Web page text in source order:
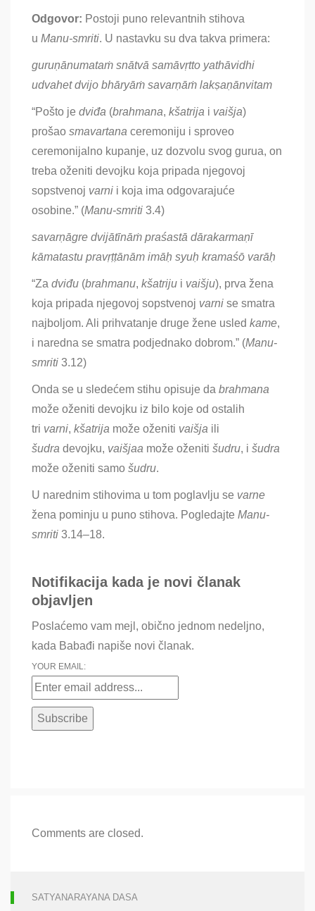
Odgovor: Postoji puno relevantnih stihova
u Manu-smriti. U nastavku su dva takva primera:
guruṇānumataṁ snātvā samāvṛtto yathāvidhi
udvahet dvijo bhāryāṁ savarṇāṁ lakṣaṇānvitam
“Pošto je dviđa (brahmana, kšatrija i vaišja)
prošao smavartana ceremoniju i sproveo
ceremonijalno kupanje, uz dozvolu svog gurua, on
treba oženiti devojku koja pripada njegovoj
sopstvenoj varni i koja ima odgovarajuće
osobine.” (Manu-smriti 3.4)
savarṇāgre dvijātīnāṁ praśastā dārakarmaṇī
kāmatastu pravṛṭṭānām imāḥ syuḥ kramaśō varāḥ
“Za dviđu (brahmanu, kšatriju i vaišju), prva žena
koja pripada njegovoj sopstvenoj varni se smatra
najboljom. Ali prihvatanje druge žene usled kame,
i naredna se smatra podjednako dobrom.” (Manu-
smriti 3.12)
Onda se u sledećem stihu opisuje da brahmana
može oženiti devojku iz bilo koje od ostalih
tri varni, kšatrija može oženiti vaišja ili
šudra devojku, vaišjaa može oženiti šudru, i šudra
može oženiti samo šudru.
U narednim stihovima u tom poglavlju se varne
žena pominju u puno stihova. Pogledajte Manu-
smriti 3.14–18.
Notifikacija kada je novi članak
objavljen
Poslaćemo vam mejl, obično jednom nedeljno,
kada Babađi napiše novi članak.
YOUR EMAIL:
Comments are closed.
SATYANARAYANA DASA